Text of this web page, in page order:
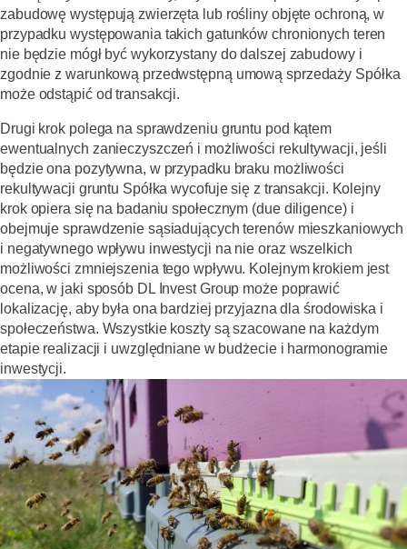
zabudowę występują zwierzęta lub rośliny objęte ochroną, w
przypadku występowania takich gatunków chronionych teren
nie będzie mógł być wykorzystany do dalszej zabudowy i
zgodnie z warunkową przedwstępną umową sprzedaży Spółka
może odstąpić od transakcji.
Drugi krok polega na sprawdzeniu gruntu pod kątem
ewentualnych zanieczyszczeń i możliwości rekultywacji, jeśli
będzie ona pozytywna, w przypadku braku możliwości
rekultywacji gruntu Spółka wycofuje się z transakcji. Kolejny
krok opiera się na badaniu społecznym (due diligence) i
obejmuje sprawdzenie sąsiadujących terenów mieszkaniowych
i negatywnego wpływu inwestycji na nie oraz wszelkich
możliwości zmniejszenia tego wpływu. Kolejnym krokiem jest
ocena, w jaki sposób DL Invest Group może poprawić
lokalizację, aby była ona bardziej przyjazna dla środowiska i
społeczeństwa. Wszystkie koszty są szacowane na każdym
etapie realizacji i uwzględniane w budżecie i harmonogramie
inwestycji.